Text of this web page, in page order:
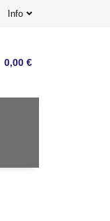
Info
0,00 €